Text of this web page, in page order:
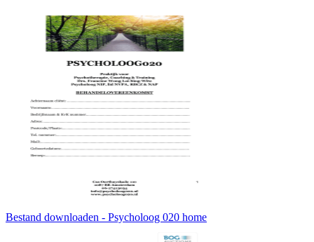
Bestand downloaden - Psycholoog 020 home